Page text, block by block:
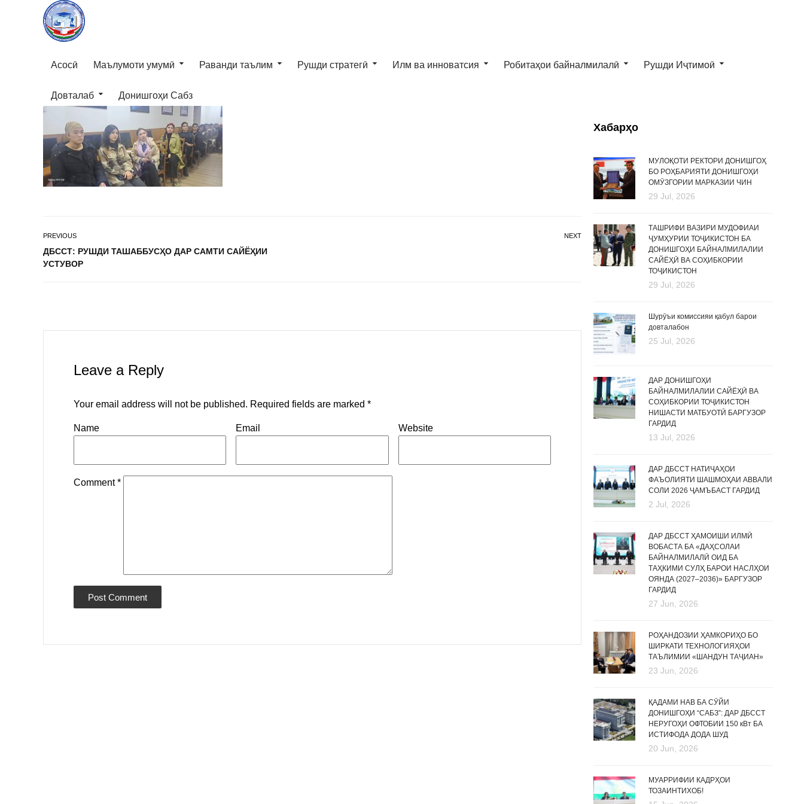
Асосӣ Маълумоти умумӣ Раванди таълим Рушди стратегӣ Илм ва инноватсия Робитаҳои байналмилалӣ Рушди Иҷтимоӣ
Довталаб Донишгоҳи Сабз
PREVIOUS
ДБССТ: РУШДИ ТАШАББУСҲО ДАР САМТИ САЙЁҲИИ
УСТУВОР
NEXT
Leave a Reply
Your email address will not be published. Required fields are marked *
Name Email Website
Comment*
Хабарҳо
МУЛОҚОТИ РЕКТОРИ ДОНИШГОҲ
БО РОҲБАРИЯТИ ДОНИШГОҲИ
ОМӮЗГОРИИ МАРКАЗИИ ЧИН
29 Jul, 2026
ТАШРИФИ ВАЗИРИ МУДОФИАИ
ҶУМҲУРИИ ТОҶИКИСТОН БА
ДОНИШГОҲИ БАЙНАЛМИЛАЛИИ
САЙЁҲӢ ВА СОҲИБКОРИИ
ТОҶИКИСТОН
29 Jul, 2026
Шурӯъи комиссияи қабул барои
довталабон
25 Jul, 2026
ДАР ДОНИШГОҲИ
БАЙНАЛМИЛАЛИИ САЙЁҲӢ ВА
СОҲИБКОРИИ ТОҶИКИСТОН
НИШАСТИ МАТБУОТӢ БАРГУЗОР
ГАРДИД
13 Jul, 2026
ДАР ДБССТ НАТИҶАҲОИ
ФАЪОЛИЯТИ ШАШМОҲАИ АВВАЛИ
СОЛИ 2026 ҶАМЪБАСТ ГАРДИД
2 Jul, 2026
ДАР ДБССТ ҲАМОИШИ ИЛМӢ
ВОБАСТА БА «ДАҲСОЛАИ
БАЙНАЛМИЛАЛӢ ОИД БА
ТАҲКИМИ СУЛҲ БАРОИ НАСЛҲОИ
ОЯНДА (2027–2036)» БАРГУЗОР
ГАРДИД
27 Jun, 2026
РОҲАНДОЗИИ ҲАМКОРИҲО БО
ШИРКАТИ ТЕХНОЛОГИЯҲОИ
ТАЪЛИМИИ «ШАНДУН ТАҶИАН»
23 Jun, 2026
ҚАДАМИ НАВ БА СӮЙИ
ДОНИШГОҲИ “САБЗ”: ДАР ДБССТ
НЕРУГОҲИ ОФТОБИИ 150 кВт БА
ИСТИФОДА ДОДА ШУД
20 Jun, 2026
МУАРРИФИИ КАДРҲОИ
ТОЗАИНТИХОБ!